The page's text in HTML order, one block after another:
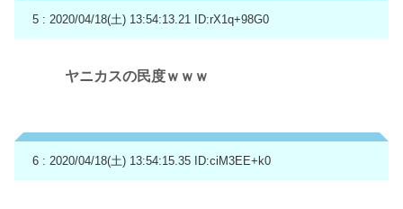
5 : 2020/04/18(土) 13:54:13.21 ID:rX1q+98G0
ヤニカスの民度ｗｗｗ
6 : 2020/04/18(土) 13:54:15.35 ID:ciM3EE+k0